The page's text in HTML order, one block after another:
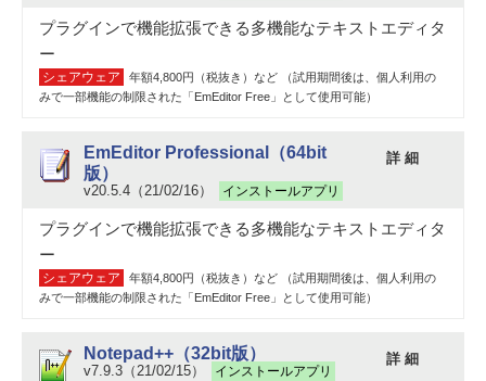
プラグインで機能拡張できる多機能なテキストエディタ
ー
シェアウェア
年額4,800円（税抜き）など （試用期間後は、個人利用の
みで一部機能の制限された「EmEditor Free」として使用可能）
EmEditor Professional（64bit
版）
v20.5.4（21/02/16） インストールアプリ
詳 細
プラグインで機能拡張できる多機能なテキストエディタ
ー
シェアウェア
年額4,800円（税抜き）など （試用期間後は、個人利用の
みで一部機能の制限された「EmEditor Free」として使用可能）
Notepad++（32bit版）
v7.9.3（21/02/15） インストールアプリ
詳 細